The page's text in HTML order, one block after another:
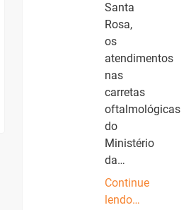
Santa
Rosa,
os
atendimentos
nas
carretas
oftalmológicas
do
Ministério
da…
Continue
lendo…